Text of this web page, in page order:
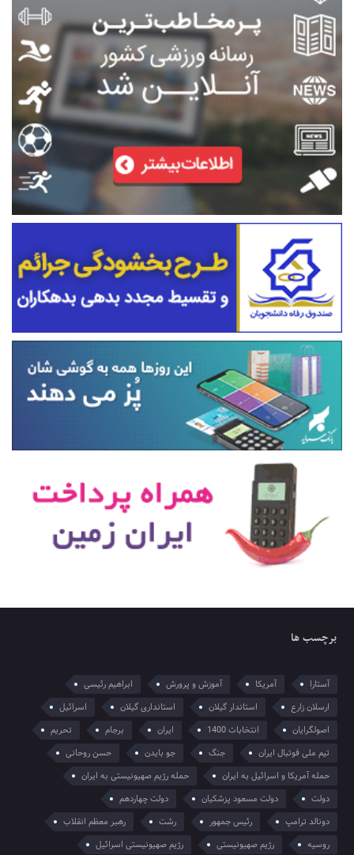
برچسب ها
آستارا آمریکا آموزش و پرورش
ابراهیم رئیسی
ارسلان زارع
استاندار گیلان استانداری گیلان
اسرائیل
اصولگرایان
انتخابات 1400 ایران برجام
تحریم
تیم ملی فوتبال ایران
جنگ جو بایدن
حسن روحانی
حمله آمریکا و اسرائیل به ایران
حمله رژیم صهیونیستی به ایران
دولت
دولت مسعود پزشکیان
دولت چهاردهم
دونالد ترامپ
رئیس جمهور رشت
رهبر معظم انقلاب
روسیه
رژیم صهیونیستی رژیم صهیونیستی اسرائیل